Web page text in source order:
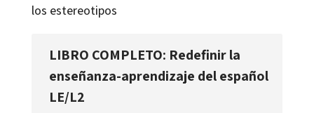
los estereotipos
LIBRO COMPLETO: Redefinir la
enseñanza-aprendizaje del español
LE/L2